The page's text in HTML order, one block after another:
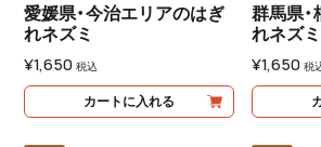
愛媛県・今治エリアのはぎ
れネズミ
¥1,650 税込
カートに入れる
群馬県
れネズミ
¥1,650 税